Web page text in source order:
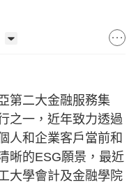
第二大金融服務集
之一，近年致力透過
人和企業客戶當前和
晰的ESG願景，最近
大學會計及金融學院